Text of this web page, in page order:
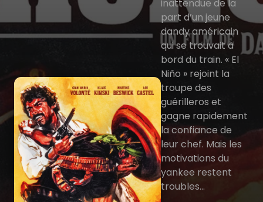
inattendue de la
part d’un jeune
dandy américain
qui se trouvait à
bord du train. « El
Niño » rejoint la
troupe des
guérilleros et
gagne rapidement
la confiance de
leur chef. Mais les
motivations du
yankee restent
troubles...